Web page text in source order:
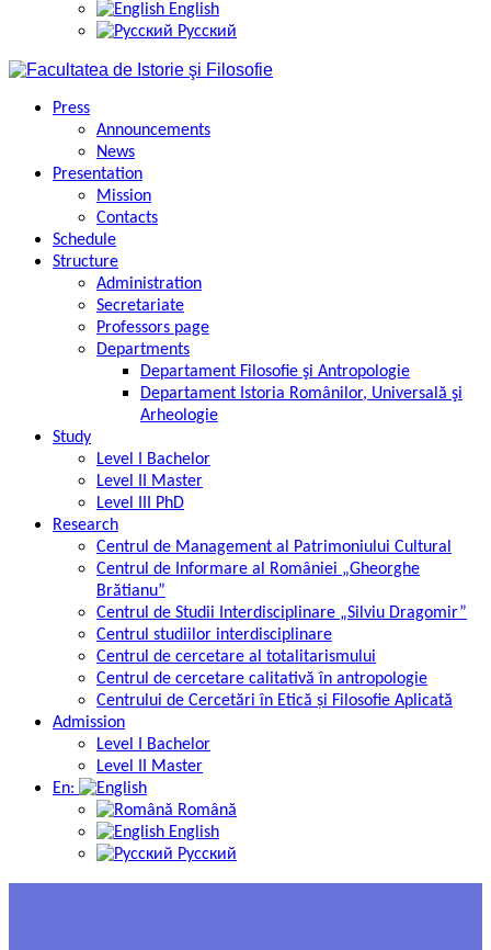
English
Русский
Press
Announcements
News
Presentation
Mission
Contacts
Schedule
Structure
Administration
Secretariate
Professors page
Departments
Departament Filosofie şi Antropologie
Departament Istoria Românilor, Universală şi
Arheologie
Study
Level I Bachelor
Level II Master
Level III PhD
Research
Centrul de Management al Patrimoniului Cultural
Centrul de Informare al României „Gheorghe
Brătianu”
Centrul de Studii Interdisciplinare „Silviu Dragomir”
Centrul studiilor interdisciplinare
Centrul de cercetare al totalitarismului
Centrul de cercetare calitativă în antropologie
Centrului de Cercetări în Etică și Filosofie Aplicată
Admission
Level I Bachelor
Level II Master
En:
Română
English
Русский